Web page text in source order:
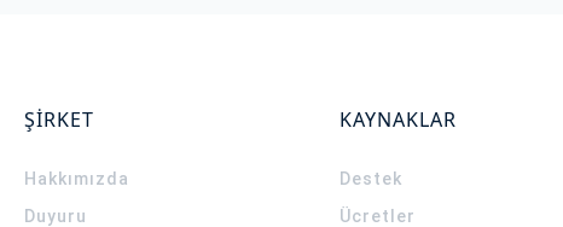
ŞİRKET
Hakkımızda
Duyuru
KAYNAKLAR
Destek
Ücretler